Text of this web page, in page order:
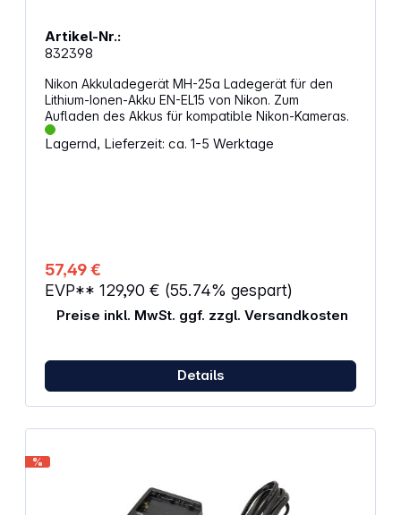
Artikel-Nr.:
832398
Nikon Akkuladegerät MH-25a Ladegerät für den
Lithium-Ionen-Akku EN-EL15 von Nikon. Zum
Aufladen des Akkus für kompatible Nikon-Kameras.
Lagernd, Lieferzeit: ca. 1-5 Werktage
57,49 €
EVP** 129,90 € (55.74% gespart)
Preise inkl. MwSt. ggf. zzgl. Versandkosten
Details
%